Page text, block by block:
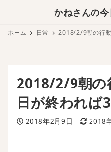
かねさんの
ホーム 日常 2018/2/9朝の行
2018/2/9朝の
日が終われば
投稿日
2018年2月9日 更新日
2018